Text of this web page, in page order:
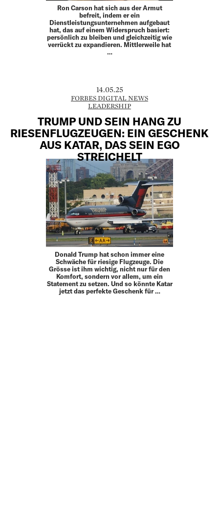
Ron Carson hat sich aus der Armut
befreit, indem er ein
Dienstleistungsunternehmen aufgebaut
hat, das auf einem Widerspruch basiert:
persönlich zu bleiben und gleichzeitig wie
verrückt zu expandieren. Mittlerweile hat
…
14.05.25
FORBES DIGITAL NEWS
LEADERSHIP
TRUMP UND SEIN HANG ZU
RIESENFLUGZEUGEN: EIN GESCHENK
AUS KATAR, DAS SEIN EGO
STREICHELT
Donald Trump hat schon immer eine
Schwäche für riesige Flugzeuge. Die
Grösse ist ihm wichtig, nicht nur für den
Komfort, sondern vor allem, um ein
Statement zu setzen. Und so könnte Katar
jetzt das perfekte Geschenk für …